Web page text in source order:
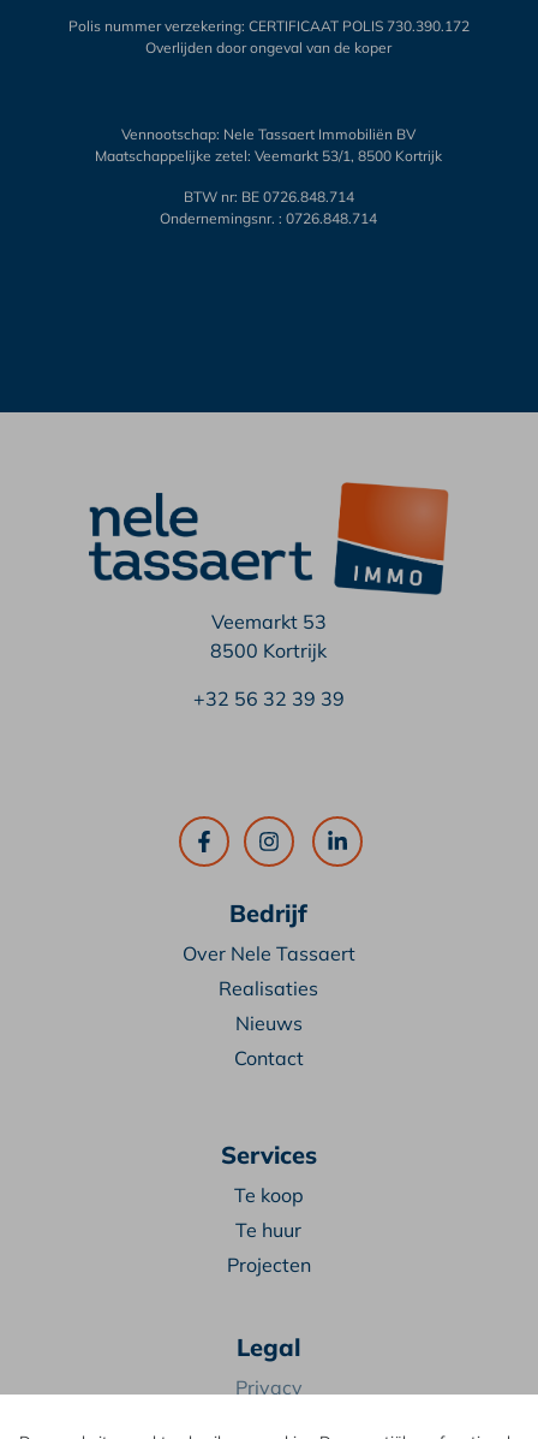
Polis nummer verzekering: CERTIFICAAT POLIS 730.390.172
Overlijden door ongeval van de koper
Vennootschap: Nele Tassaert Immobiliën BV
Maatschappelijke zetel: Veemarkt 53/1, 8500 Kortrijk
BTW nr: BE 0726.848.714
Ondernemingsnr. : 0726.848.714
Veemarkt 53
8500 Kortrijk
+32 56 32 39 39
Bedrijf
Over Nele Tassaert
Realisaties
Nieuws
Contact
Services
Te koop
Te huur
Projecten
Legal
Privacy